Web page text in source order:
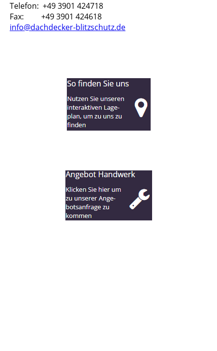
Telefon: +49 3901 424718
Fax: +49 3901 424618
info@dachdecker-blitzschutz.de